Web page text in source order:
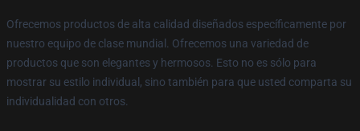
Ofrecemos productos de alta calidad diseñados específicamente por
nuestro equipo de clase mundial. Ofrecemos una variedad de
productos que son elegantes y hermosos. Esto no es sólo para
mostrar su estilo individual, sino también para que usted comparta su
individualidad con otros.